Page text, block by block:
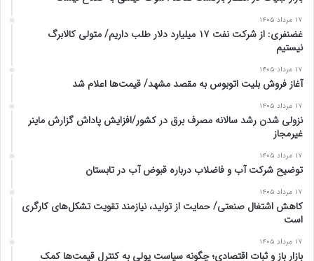
۱۷ مرداد ۱۴۰۵
غضنفری: از شرکت نفت ۱۷ میلیارد دلار طلب داریم/ متولی کالابرگ
نیستیم
۱۷ مرداد ۱۴۰۵
آغاز فروش بلیت اتوبوس به مقصد مشهد/ قیمت‌ها اعلام شد
۱۷ مرداد ۱۴۰۵
نزولی شدن رشد سالانه مصرف برق در کشور/افزایش پاداش گزارش ماینر
غیرمجاز
۱۷ مرداد ۱۴۰۵
توضیح شرکت آب و فاضلاب درباره قبوض آب در تابستان
۱۷ مرداد ۱۴۰۵
کاهش اشتغال صنعتی/ حمایت از تولید، نیازمند تقویت تشکل‌های کارگری
است
۱۷ مرداد ۱۴۰۵
بازار باز و ثبات اقتصادی؛ چگونه سیاست پولی به کنترل قیمت‌ها کمک